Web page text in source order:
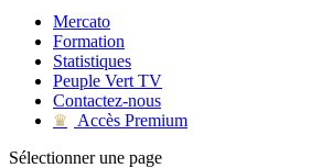
Mercato
Formation
Statistiques
Peuple Vert TV
Contactez-nous
♛
Accès Premium
Sélectionner une page